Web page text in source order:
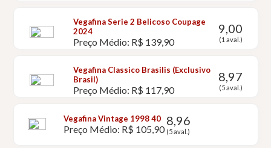
Vegafina Serie 2 Belicoso Coupage
2024
Preço Médio: R$ 139,90
9,00
(1 aval.)
Vegafina Classico Brasilis (Exclusivo
Brasil)
Preço Médio: R$ 117,90
8,97
(5 aval.)
Vegafina Vintage 1998 40
Preço Médio: R$ 105,90
8,96
(5 aval.)